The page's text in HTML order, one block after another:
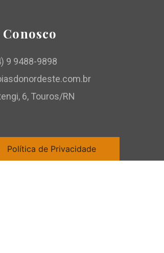
9 9488-9898
6, Touros/RN
Política de Privacidade